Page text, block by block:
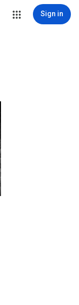
Sign in